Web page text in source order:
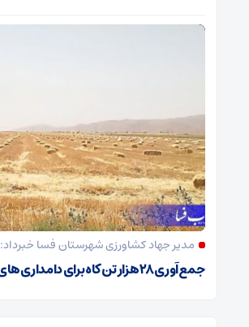
مدیر جهاد کشاورزی شهرستان فسا خبرداد:
جمع‌آوری ۲۸ هزار تن کاه برای دامداری‌های فسا